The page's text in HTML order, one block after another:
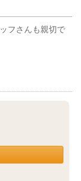
フさんも親切で